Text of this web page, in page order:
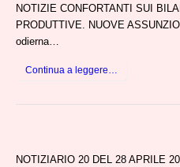
NOTIZIE CONFORTANTI SUI
PRODUTTIVE. NUOVE
odierna…
Continua a leggere…
NOTIZIARIO 20 DEL 28 APRILE